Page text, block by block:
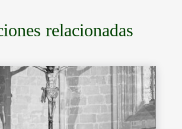
relacionadas